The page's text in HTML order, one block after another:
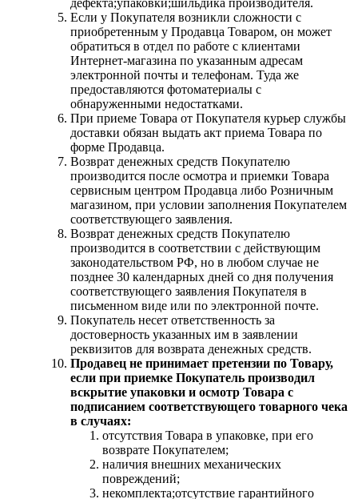
Если у Покупателя возникли сложности с
приобретенным у Продавца Товаром, он может
обратиться в отдел по работе с клиентами
Интернет-магазина по указанным адресам
электронной почты и телефонам. Туда же
предоставляются фотоматериалы с
обнаруженными недостатками.
При приеме Товара от Покупателя курьер службы
доставки обязан выдать акт приема Товара по
форме Продавца.
Возврат денежных средств Покупателю
производится после осмотра и приемки Товара
сервисным центром Продавца либо Розничным
магазином, при условии заполнения Покупателем
соответствующего заявления.
Возврат денежных средств Покупателю
производится в соответствии с действующим
законодательством РФ, но в любом случае не
позднее 30 календарных дней со дня получения
соответствующего заявления Покупателя в
письменном виде или по электронной почте.
Покупатель несет ответственность за
достоверность указанных им в заявлении
реквизитов для возврата денежных средств.
Продавец не принимает претензии по Товару,
если при приемке Покупатель производил
вскрытие упаковки и осмотр Товара с
подписанием соответствующего товарного чека
в случаях:
отсутствия Товара в упаковке, при его
возврате Покупателем;
наличия внешних механических
повреждений;
некомплекта;отсутствие гарантийного